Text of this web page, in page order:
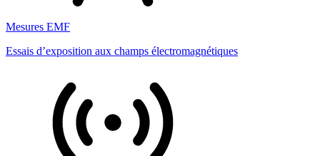
Mesures EMF
Essais d’exposition aux champs électromagnétiques